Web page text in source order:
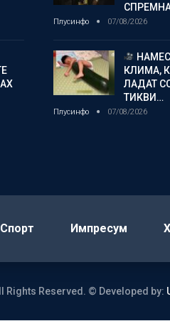
Плусинфо 07/08/2026
КЛИМА,
ЛАДАТ
ТИКВИ…
Плусинфо 07/08/2026
Спорт Импресум
Rights Reserved. © Developed by: